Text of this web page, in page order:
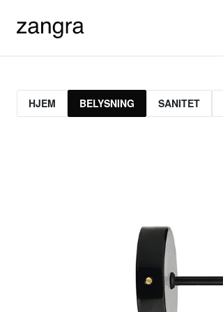
HJEM BELYSNING SANITET